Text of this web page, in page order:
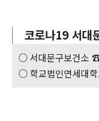
코로나19 서대
○ 서대문구보건소
○ 학교법인연세대